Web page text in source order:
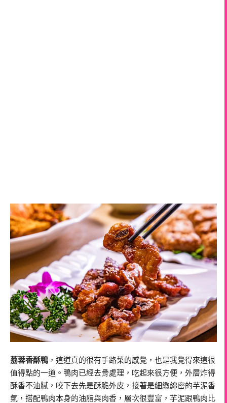
荔蓉香酥鴨 ，這道真的很有手路菜的感覺，也是我覺得來這很
值得點的一道。鴨肉已經去骨處理，吃起來很方便，外層炸得
酥香不油膩，咬下去先是酥脆外皮，接著是細緻綿密的芋泥香
氣，搭配鴨肉本身的油脂與肉香，層次很豐富，芋泥跟鴨肉比